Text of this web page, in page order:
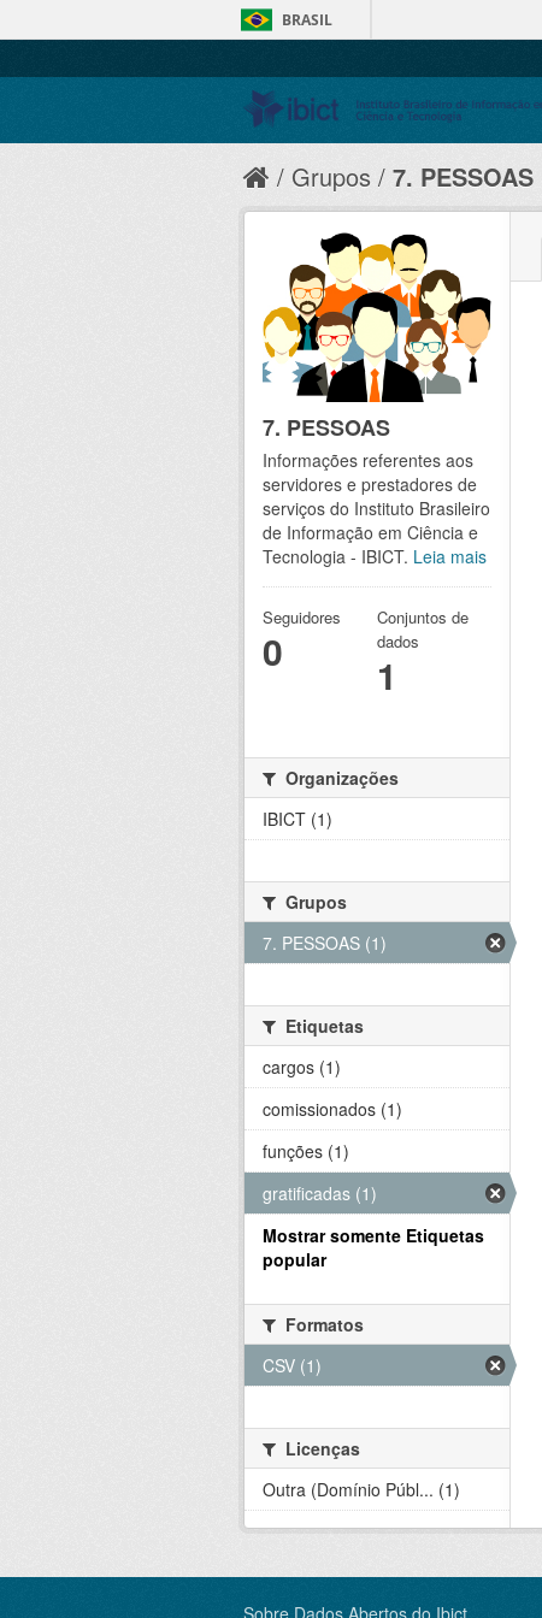
BRASIL
Grupos 7. PESSOAS
7. PESSOAS
Informações referentes aos
servidores e prestadores de
serviços do Instituto Brasileiro
de Informação em Ciência e
Tecnologia - IBICT. Leia mais
Seguidores
0
Conjuntos de
dados
1
Organizações
IBICT (1)
Grupos
7. PESSOAS (1)
Etiquetas
cargos (1)
comissionados (1)
funções (1)
gratificadas (1)
Mostrar somente Etiquetas
popular
Formatos
CSV (1)
Licenças
Outra (Domínio Públ... (1)
Sobre Dados Abertos do Ibict